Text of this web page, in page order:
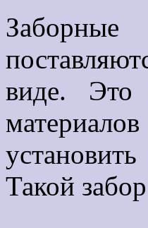
виде. Это
Такой